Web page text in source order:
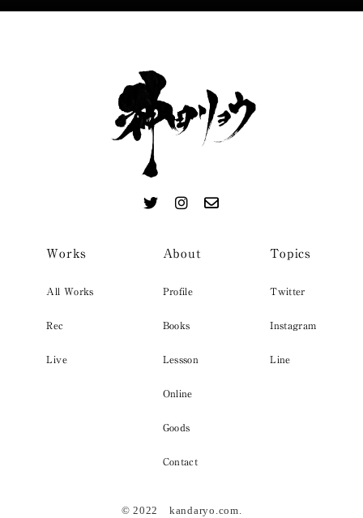
Works
All Works
Rec
Live
About
Profile
Books
Lessson
Online
Goods
Contact
Topics
Twitter
Instagram
Line
© 2022 kandaryo.com.